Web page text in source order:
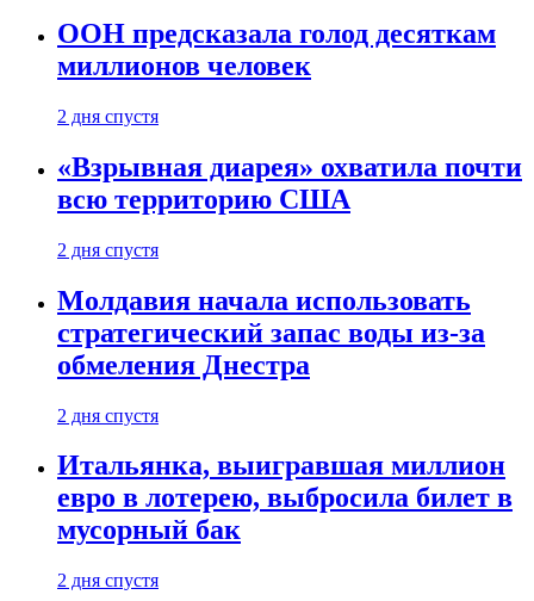
ООН предсказала голод десяткам
миллионов человек
2 дня спустя
«Взрывная диарея» охватила почти
всю территорию США
2 дня спустя
Молдавия начала использовать
стратегический запас воды из-за
обмеления Днестра
2 дня спустя
Итальянка, выигравшая миллион
евро в лотерею, выбросила билет в
мусорный бак
2 дня спустя